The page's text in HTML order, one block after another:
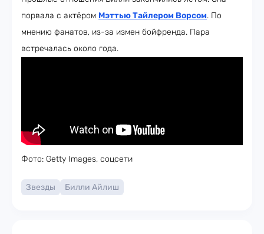
порвала с актёром Мэттью Тайлером Ворсом. По
мнению фанатов, из-за измен бойфренда. Пара
встречалась около года.
Фото: Getty Images, соцсети
Звезды Билли Айлиш